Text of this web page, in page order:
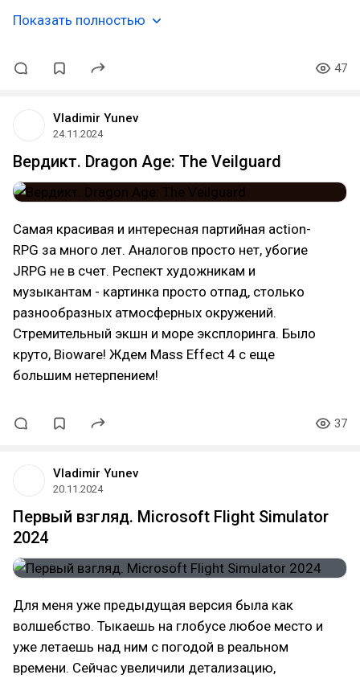
Показать полностью
47
Vladimir Yunev
24.11.2024
Вердикт. Dragon Age: The Veilguard
Самая красивая и интересная партийная action-
RPG за много лет. Аналогов просто нет, убогие
JRPG не в счет. Респект художникам и
музыкантам - картинка просто отпад, столько
разнообразных атмосферных окружений.
Стремительный экшн и море эксплоринга. Было
круто, Bioware! Ждем Mass Effect 4 с еще
большим нетерпением!
37
Vladimir Yunev
20.11.2024
Первый взгляд. Microsoft Flight Simulator
2024
Для меня уже предыдущая версия была как
волшебство. Тыкаешь на глобусе любое место и
уже летаешь над ним с погодой в реальном
времени. Сейчас увеличили детализацию,